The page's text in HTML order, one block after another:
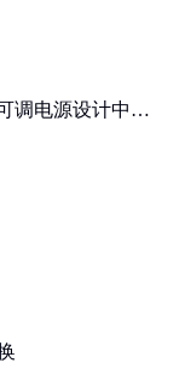
调电源设计中的